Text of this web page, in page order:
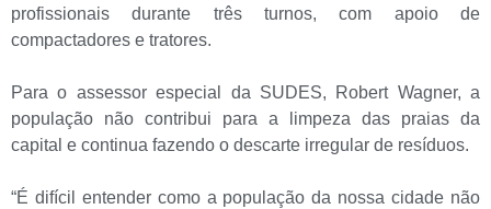
profissionais durante três turnos, com apoio de
compactadores e tratores.
Para o assessor especial da SUDES, Robert Wagner, a
população não contribui para a limpeza das praias da
capital e continua fazendo o descarte irregular de resíduos.
“É difícil entender como a população da nossa cidade não